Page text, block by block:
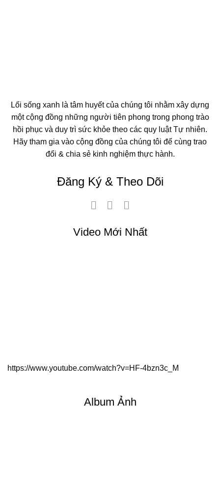
Lối sống xanh là tâm huyết của chúng tôi nhằm xây dựng
một cộng đồng những người tiên phong trong phong trào
hồi phục và duy trì sức khỏe theo các quy luật Tự nhiên.
Hãy tham gia vào cộng đồng của chúng tôi để cùng trao
đổi & chia sẻ kinh nghiệm thực hành.
Đăng Ký & Theo Dõi
Video Mới Nhất
https://www.youtube.com/watch?v=HF-4bzn3c_M
Album Ảnh